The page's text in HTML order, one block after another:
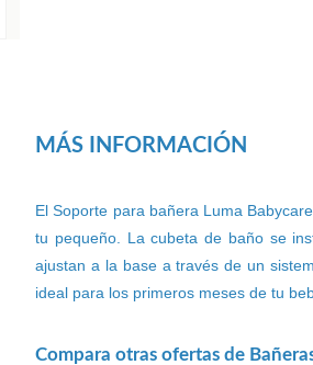
MÁS INFORMACIÓN
El Soporte para bañera Luma
tu pequeño. La cubeta de baño se
ajustan a la base a través de un
ideal para los primeros meses de tu
Compara otras ofertas de